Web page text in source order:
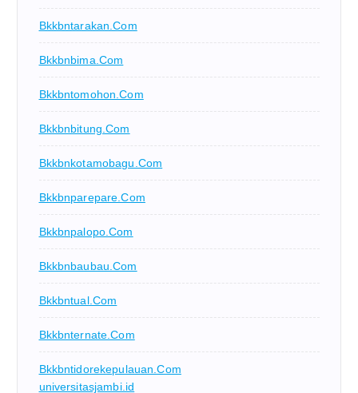
Bkkbntarakan.com
Bkkbnbima.com
Bkkbntomohon.com
Bkkbnbitung.com
Bkkbnkotamobagu.com
Bkkbnparepare.com
Bkkbnpalopo.com
Bkkbnbaubau.com
Bkkbntual.com
Bkkbnternate.com
Bkkbntidorekepulauan.com
universitasjambi.id